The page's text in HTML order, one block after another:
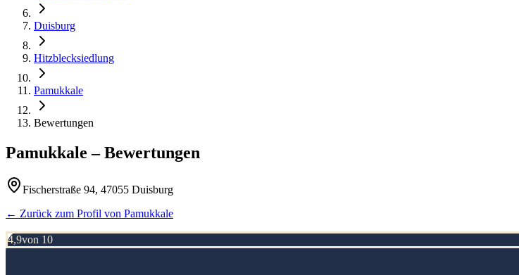
Duisburg
Hitzblecksiedlung
Pamukkale
Bewertungen
Pamukkale – Bewertungen
Fischerstraße 94, 47055 Duisburg
← Zurück zum Profil von Pamukkale
4,9von 10